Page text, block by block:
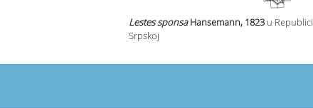
Lestes sponsaHansemann, 1823 u Republici
Srpskoj